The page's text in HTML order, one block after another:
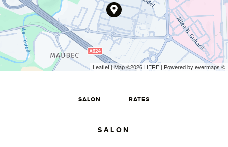
Leaflet| Map ©2026 HERE | Powered by evermaps ©
SALON RATES
SALON